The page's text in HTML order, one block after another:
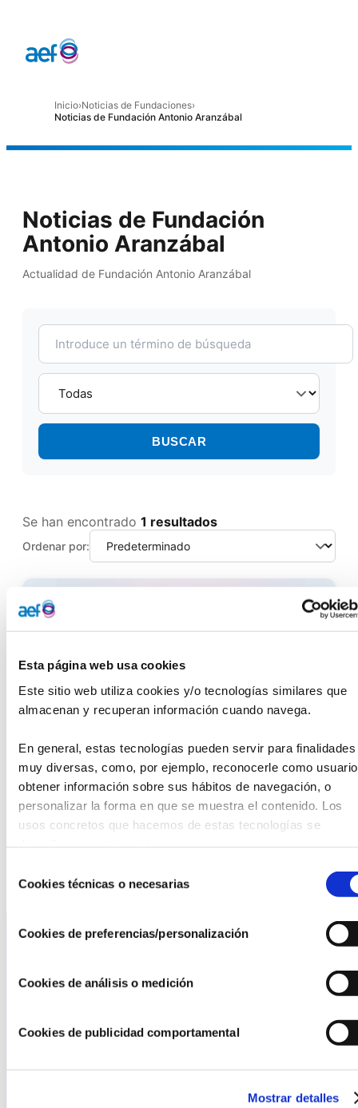
Esta página web usa cookies
Este sitio web utiliza cookies y/o tecnologías similares que
almacenan y recuperan información cuando navega.
En general, estas tecnologías pueden servir para finalidades
muy diversas, como, por ejemplo, reconocerle como
obtener información sobre sus hábitos de navegación, o
personalizar la forma en que se muestra el contenido. Los
usos concretos que hacemos de estas tecnologías se
deCookies técnicas o necesarias
Cookies de preferencias/personalización
Cookies de análisis o medición
Cookies de publicidad comportamental
Mostrar detalles
Inicio›Noticias de Fundaciones›
Noticias de Fundación Antonio Aranzábal
Noticias de Fundación
Antonio Aranzábal
Actualidad de Fundación Antonio Aranzábal
BUSCAR
Se han encontrado 1 resultados
Ordenar por:
FUNDACIÓN ANTONIO ARANZÁBAL
La Universidad de Navarra celebra el 25
aniversario de colaboración con la Fundación
Antonio Aranzábal
19/09/24
La AEF
Fundaciones Asociadas